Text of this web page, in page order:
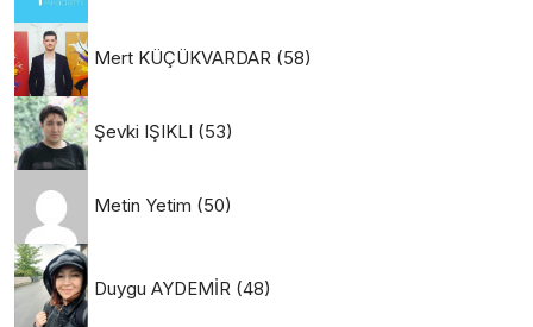
Mert KÜÇÜKVARDAR (58)
Şevki IŞIKLI (53)
Metin Yetim (50)
Duygu AYDEMİR (48)